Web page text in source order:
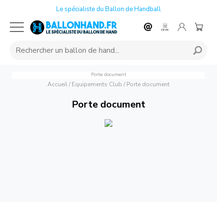
Le spécialiste du Ballon de Handball
Porte document
Accueil/ Equipements Club / Porte document
Porte document